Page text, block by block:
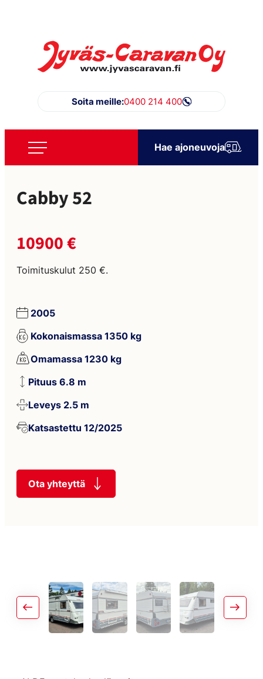
sisältöön
Jyväs-Caravan Oy
Soita meille:0400 214 400
Hae ajoneuvoja
Cabby 52
10900 €
Toimituskulut 250 €.
2005
Kokonaismassa 1350 kg
Omamassa 1230 kg
Pituus 6.8 m
Leveys 2.5 m
Katsastettu 12/2025
Ota yhteyttä